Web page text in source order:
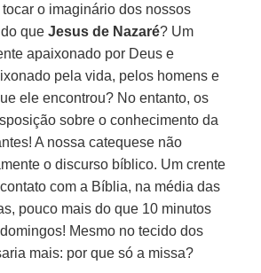
o imaginário dos nossos
do queJesus de Nazaré? Um
apaixonado por Deus e
pela vida, pelos homens e
ele encontrou? No entanto, os
sobre o conhecimento da
A nossa catequese não
o discurso bíblico. Um crente
com a Bíblia, na média das
pouco mais do que 10 minutos
Mesmo no tecido dos
mais: por que só a missa?